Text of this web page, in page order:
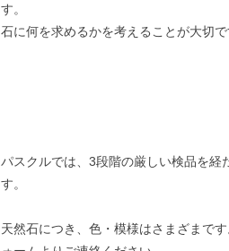
す。
石に何を求めるかを考えることが大切で
パスクルでは、3段階の厳しい検品を経
す。
天然石につき、色・模様はさまざまで